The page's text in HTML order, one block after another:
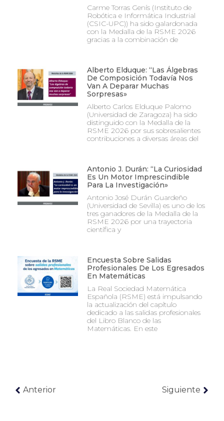
Carme Torras Genís (Instituto de
Robótica e Informática Industrial
(CSIC-UPC)) ha sido galardonada
con la Medalla de la RSME 2026
gracias a la combinación de
Alberto Elduque: “Las Álgebras
De Composición Todavía Nos
Van A Deparar Muchas
Sorpresas»
Alberto Carlos Elduque Palomo
(Universidad de Zaragoza) ha sido
distinguido con la Medalla de la
RSME 2026 por sus sobresalientes
contribuciones a diversas áreas del
Antonio J. Durán: “La Curiosidad
Es Un Motor Imprescindible
Para La Investigación»
Antonio José Durán Guardeño
(Universidad de Sevilla) es uno de los
tres ganadores de la Medalla de la
RSME 2026 por una trayectoria
científica y
Encuesta Sobre Salidas
Profesionales De Los Egresados
En Matemáticas
La Real Sociedad Matemática
Española (RSME) está impulsando
la actualización del capítulo
dedicado a las salidas profesionales
del Libro Blanco de las
Matemáticas. En este
Anterior Siguiente